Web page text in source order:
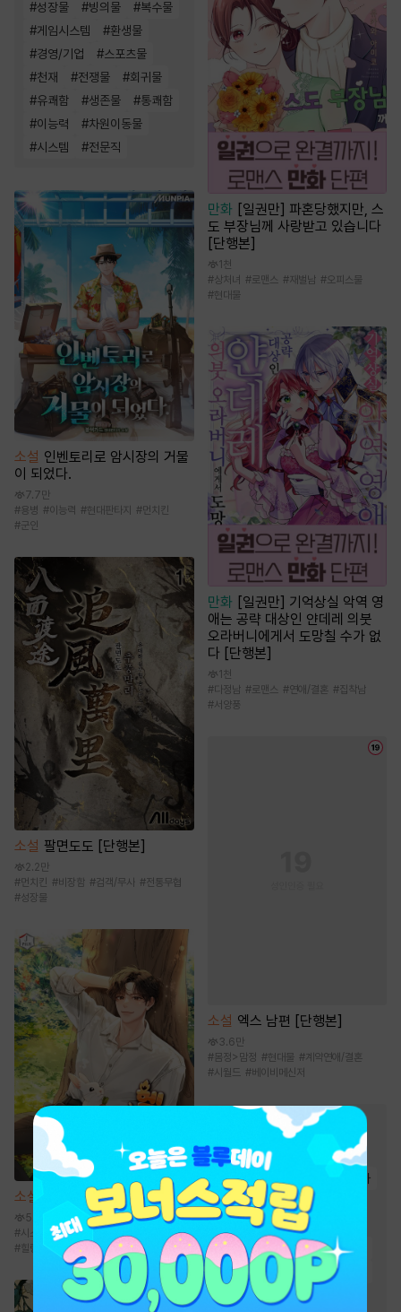
#성장물 #빙의물 #복수물
#게임시스템 #환생물
#경영/기업 #스포츠물
#천재 #전쟁물 #회귀물
#유쾌함 #생존물 #통쾌함
#이능력 #차원이동물
#시스템 #전문직
소설 인벤토리로 암시장의 거물
이 되었다.
7.7만
# 용병 #이능력 #현대판타지 #먼치킨
#군인
소설 팔면도도 [단행본]
2.2만
#먼치킨 #비장함 #검객/무사 #전통무협
#성장물
소설 헬 난이도에서 쉴게요
5.1만
#시스템 #성장물 #퓨전판타지
영지물
# 힐링물
만화 [일권만] 파혼당했지만, 스
도 부장님께 사랑받고 있습니다
[단행본]
1천
#상처녀 #로맨스 #재벌남 #오피스물
#현대물
만화 [일권만] 기억상실 악역 영
애는 공략 대상인 얀데레 의붓
오라버니에게서 도망칠 수가 없
다 [단행본]
1천
#다정남 #로맨스 #연애/결혼 #집착남
#서양풍
소설 엑스 남편 [단행본]
3.6만
#몸정>맘정 #현대물 #계약연애/결혼
#시월드 #베이비메신저
인기 키워드
#정파 # 고독함
검객/무사
#사이다물 #잔잔함
천하제일인 # 회귀물
#
통쾌함 # 복수물 #먼치킨
환생물 # 귀환물 #생존물
차원이동물 # 빙의물